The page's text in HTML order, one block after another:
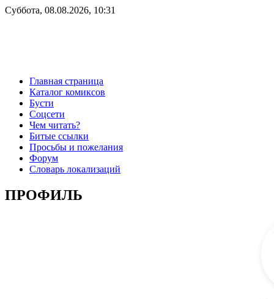
Суббота, 08.08.2026, 10:31
Главная страница
Каталог комиксов
Бусти
Соцсети
Чем читать?
Битые ссылки
Просьбы и пожелания
Форум
Словарь локализаций
ПРОФИЛЬ